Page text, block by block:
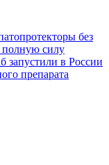
без
полную силу
запустили в России
препарата